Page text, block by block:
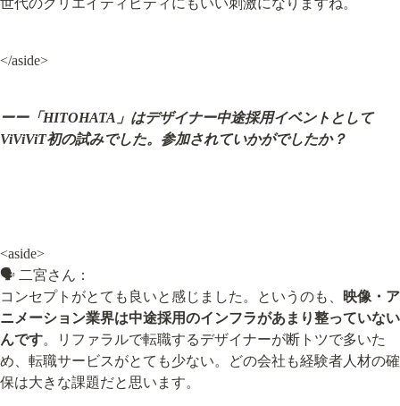
世代のクリエイティビティにもいい刺激になりますね。
</aside>
ーー「HITOHATA」はデザイナー中途採用イベントとして
ViViViT初の試みでした。参加されていかがでしたか？
<aside>
🗣️ 二宮さん：
コンセプトがとても良いと感じました。というのも、
映像・ア
ニメーション業界は中途採用のインフラがあまり整っていない
んです。リファラルで転職するデザイナーが断トツで多いた
め、転職サービスがとても少ない。どの会社も経験者人材の確
保は大きな課題だと思います。